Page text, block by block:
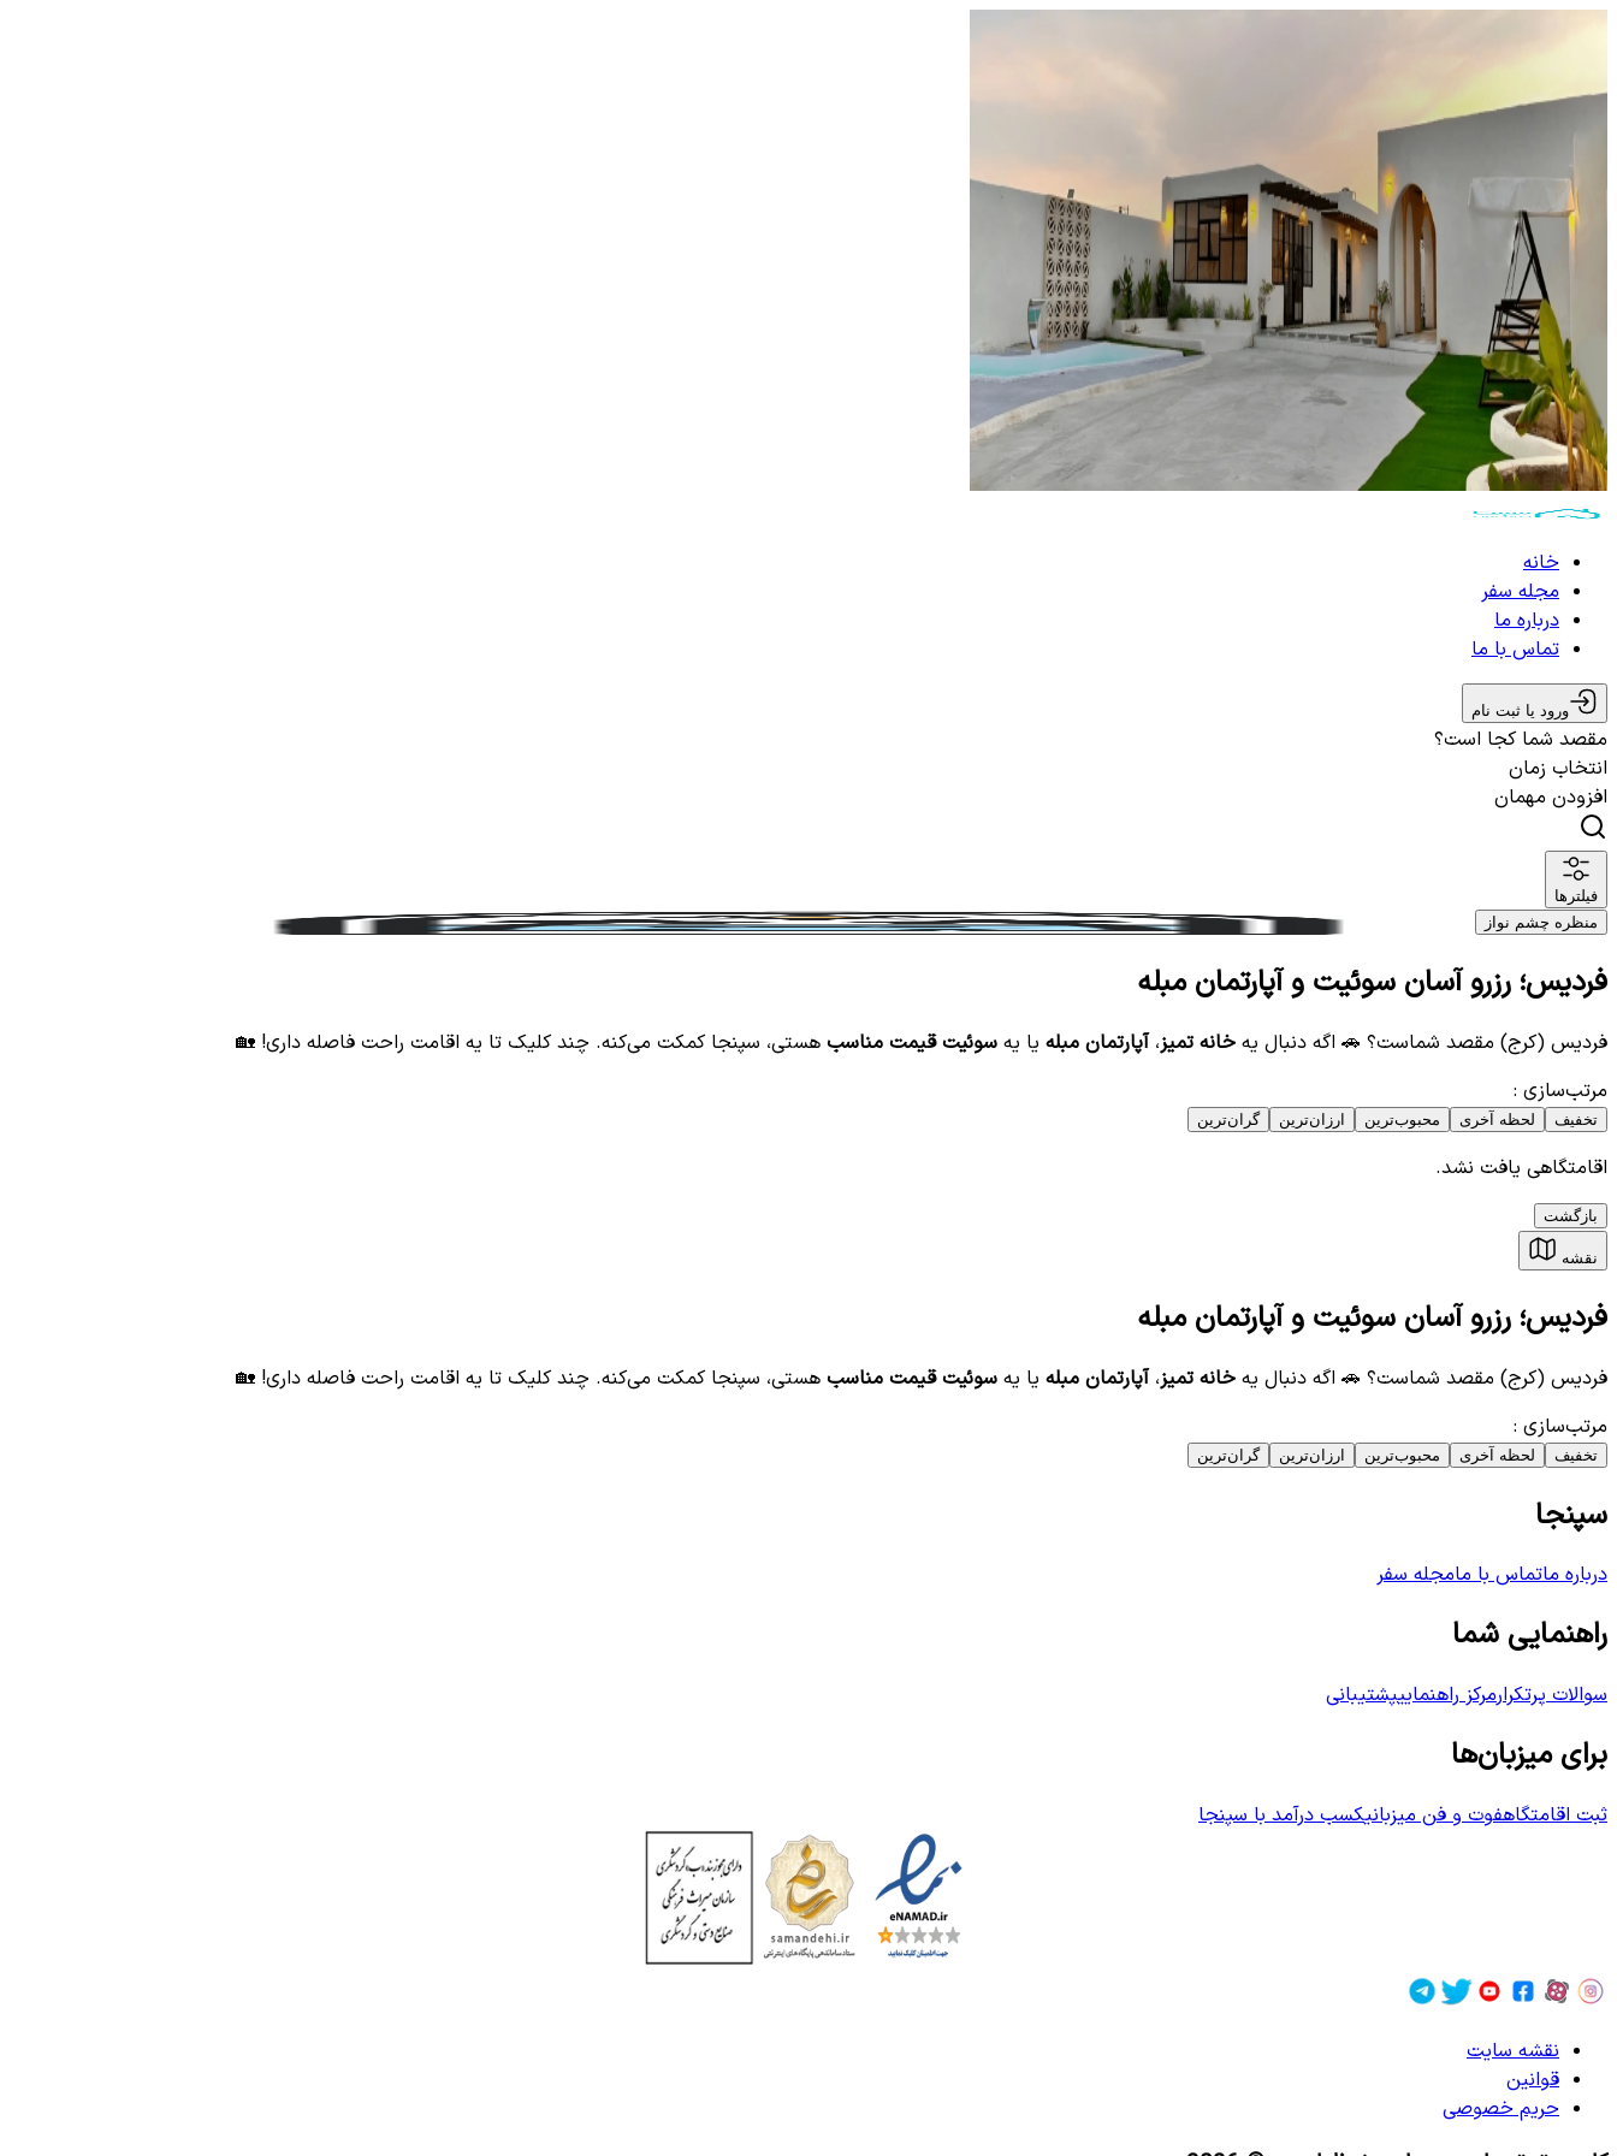
خانه
مجله سفر
درباره ما
تماس با ما
ورود یا ثبت نام
مقصد شما کجا است؟
انتخاب زمان
افزودن مهمان
فیلترها
منظره چشم نواز
فردیس؛ رزرو آسان سوئیت و آپارتمان مبله
فردیس (کرج) مقصد شماست؟ 🚗 اگه دنبال یه خانه تمیز،آپارتمان مبله یا یه سوئیت قیمت مناسب هستی، سپنجا کمکت می‌کنه. چند کلیک تا یه اقامت راحت فاصله داری! 🏡
مرتب‌سازی :
تخفیف لحظه آخری محبوب‌ترین ارزان‌ترین گران‌ترین
اقامتگاهی یافت نشد.
بازگشت
نقشه
فردیس؛ رزرو آسان سوئیت و آپارتمان مبله
فردیس (کرج) مقصد شماست؟ 🚗 اگه دنبال یه خانه تمیز،آپارتمان مبله یا یه سوئیت قیمت مناسب هستی، سپنجا کمکت می‌کنه. چند کلیک تا یه اقامت راحت فاصله داری! 🏡
مرتب‌سازی :
تخفیف لحظه آخری محبوب‌ترین ارزان‌ترین گران‌ترین
سپنجا
درباره ماتماس با مامجله سفر
راهنمایی شما
سوالات پرتکرارمرکز راهنماییپشتیبانی
برای میزبان‌ها
ثبت اقامتگاهفوت و فن میزبانیکسب درآمد با سپنجا
نقشه سایت
قوانین
حریم خصوصی